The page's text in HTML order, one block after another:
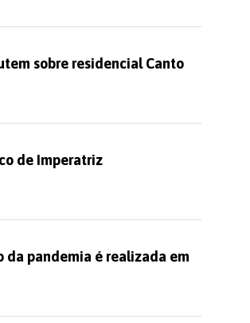
sobre residencial Canto
de Imperatriz
da pandemia é realizada em